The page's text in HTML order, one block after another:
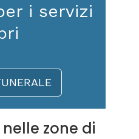
i servizi
zone di